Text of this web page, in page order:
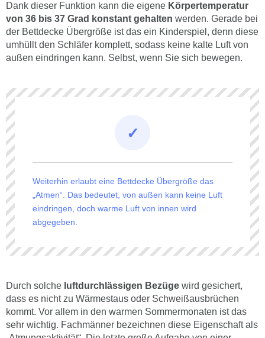
Dank dieser Funktion kann die eigene Körpertemperatur
von 36 bis 37 Grad konstant gehalten werden. Gerade bei
der Bettdecke Übergröße ist das ein Kinderspiel, denn diese
umhüllt den Schläfer komplett, sodass keine kalte Luft von
außen eindringen kann. Selbst, wenn Sie sich bewegen.
Weiterhin erlaubt eine Bettdecke Übergröße das
„Atmen“. Das bedeutet, von außen kann keine Luft
eindringen, doch warme Luft von innen wird
abgegeben.
Durch solche luftdurchlässigen Bezüge wird gesichert,
dass es nicht zu Wärmestaus oder Schweißausbrüchen
kommt. Vor allem in den warmen Sommermonaten ist das
sehr wichtig. Fachmänner bezeichnen diese Eigenschaft als